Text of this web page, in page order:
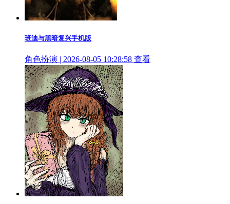
班迪与黑暗复兴手机版
角色扮演 | 2026-08-05 10:28:58 查看